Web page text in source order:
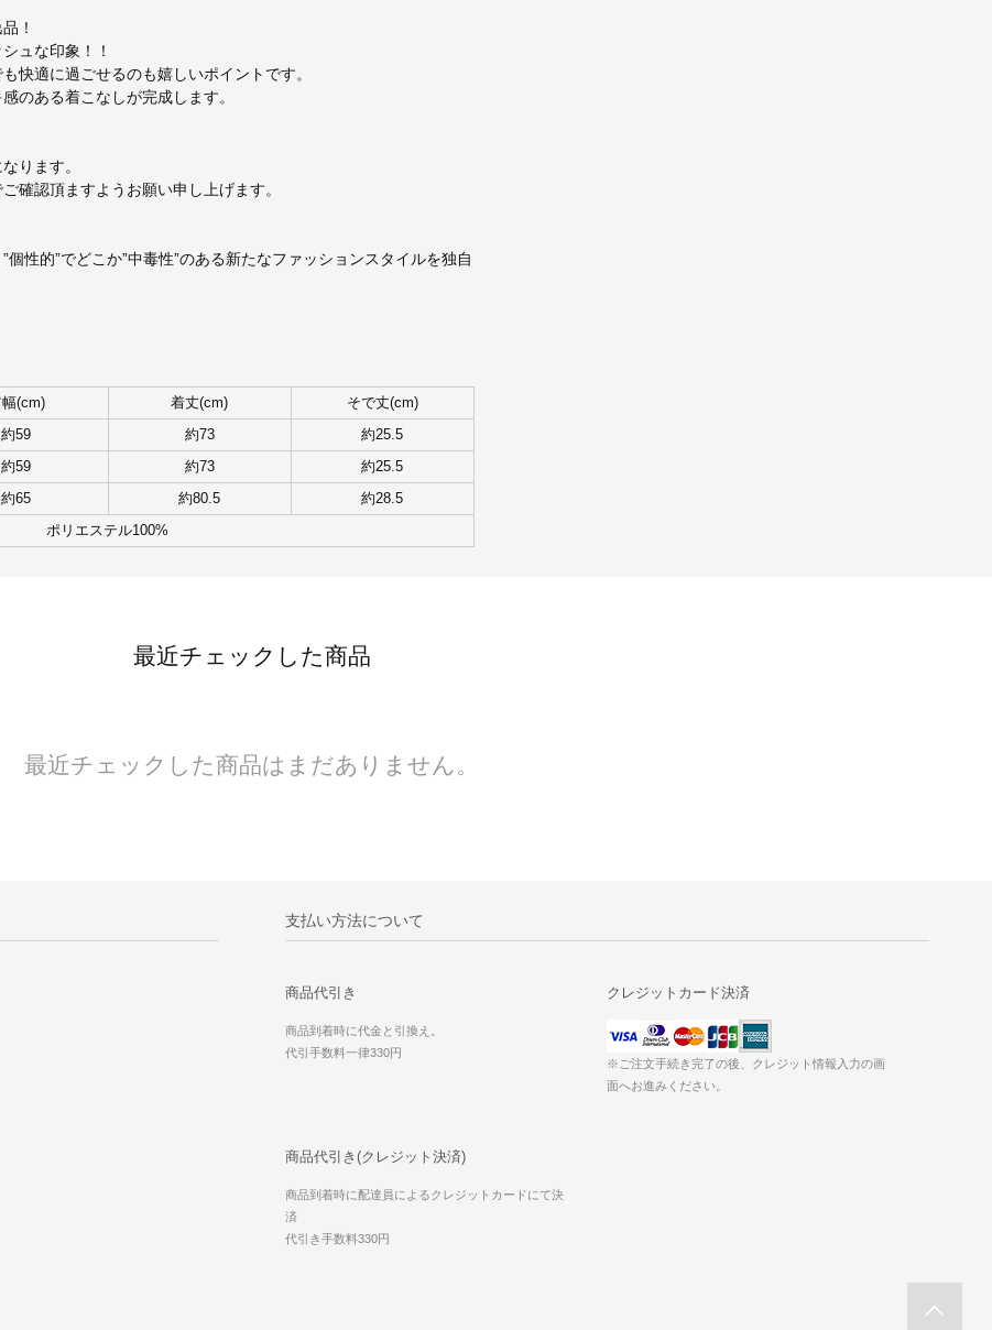
！
ュな印象！！
快適に過ごせるのも嬉しいポイントです。
のある着こなしが完成します。
ります。
確認頂ますようお願い申し上げます。
性的”でどこか”中毒性”のある新たなファッションスタイルを独自
幅(cm) 着丈(cm) そで丈(cm)
約59 約73 約25.5
約59 約73 約25.5
約65 約80.5 約28.5
ポリエステル100%
最近チェックした商品
最近チェックした商品はまだありません。
支払い方法について
商品代引き
商品到着時に代金と引換え。
代引手数料一律330円
クレジットカード決済
※ご注文手続き完了の後、クレジット情報入力の画
面へお進みください。
商品代引き(クレジット決済)
商品到着時に配達員によるクレジットカードにて決
済
代引き手数料330円